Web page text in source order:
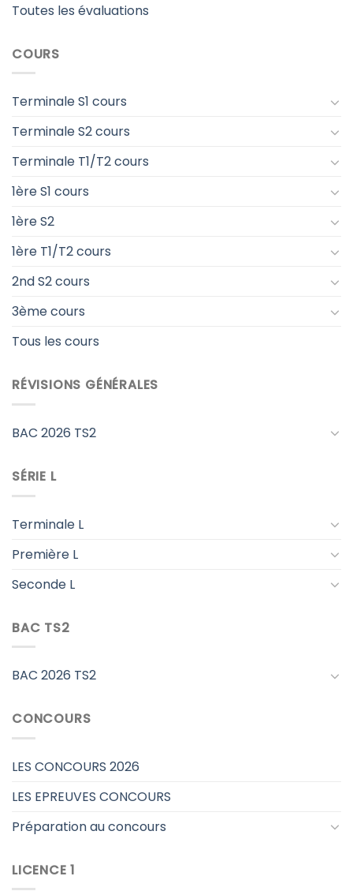
Toutes les évaluations
COURS
Terminale S1 cours
Terminale S2 cours
Terminale T1/T2 cours
1ère S1 cours
1ère S2
1ère T1/T2 cours
2nd S2 cours
3ème cours
Tous les cours
RÉVISIONS GÉNÉRALES
BAC 2026 TS2
SÉRIE L
Terminale L
Première L
Seconde L
BAC TS2
BAC 2026 TS2
CONCOURS
LES CONCOURS 2026
LES EPREUVES CONCOURS
Préparation au concours
LICENCE 1